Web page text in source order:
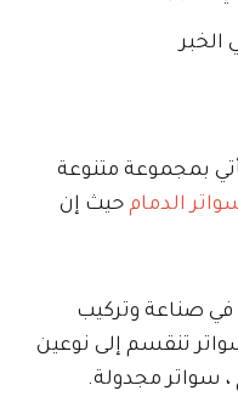
بمجموعة متنوعة
الدمام حيث إن
صناعة وتركيب
تنقسم إلى نوعين
سواتر مجدولة.